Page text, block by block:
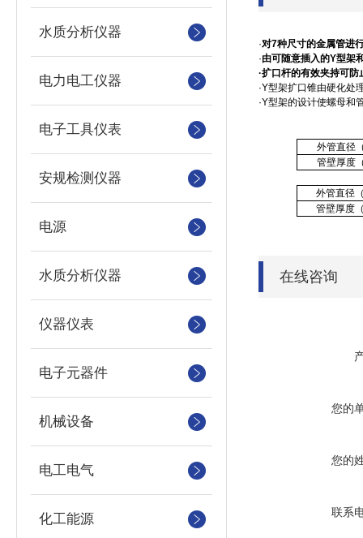
水质分析仪器
电力电工仪器
电子工具仪表
安规检测仪器
电源
水质分析仪器
仪器仪表
电子元器件
机械设备
电工电气
化工能源
·对7种尺寸的金属管进
·由可随意插入的Y型架
·扩口杆的有效夹持可防
·Y型架扩口锥由硬化处
·Y型架的设计使螺母和
外管直径
管壁厚度
外管直径
管壁厚度
在线咨询
您的
您的
联系